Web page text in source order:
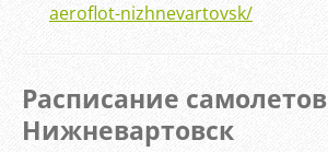
aeroflot-nizhnevartovsk/
Расписание
Нижневартовск